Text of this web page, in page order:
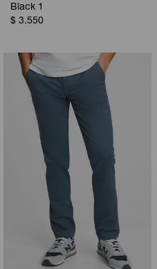
Black 1
$ 3.550